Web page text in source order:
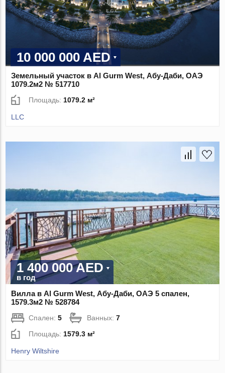
10 000 000 AED
Земельный участок в Al Gurm West, Абу-Даби, ОАЭ
1079.2м2 № 517710
Площадь: 1079.2 м²
LLC
1 400 000 AED
в год
Вилла в Al Gurm West, Абу-Даби, ОАЭ 5 спален,
1579.3м2 № 528784
Спален:5 Ванных:7
Площадь: 1579.3 м²
Henry Wiltshire